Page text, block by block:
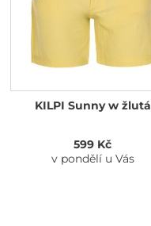
KILPI Sunny w žlutá
599 Kč
v pondělí u Vás